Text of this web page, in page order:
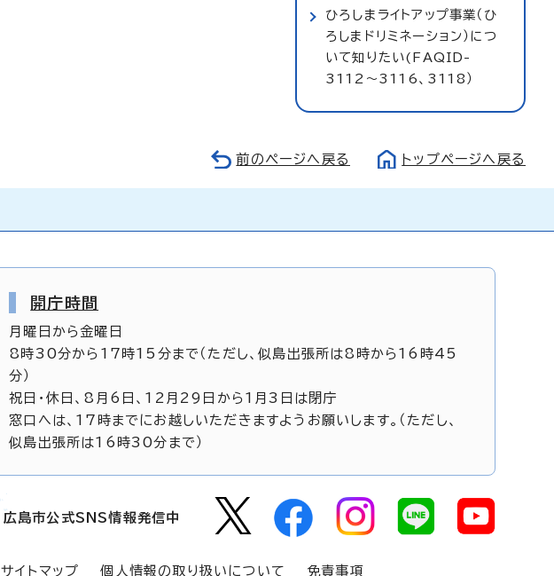
ひろしまライトアップ事業（ひ
ろしまドリミネーション）につ
いて知りたい(FAQID-
3112～3116、3118）
前のページへ戻る トップページへ戻る
開庁時間
月曜日から金曜日
8時30分から17時15分まで（ただし、似島出張所は8時から16時45
分）
祝日・休日、8月6日、12月29日から1月3日は閉庁
窓口へは、17時までにお越しいただきますようお願いします。（ただし、
似島出張所は16時30分まで）
広島市公式SNS情報発信中
サイトマップ 個人情報の取り扱いについて 免責事項